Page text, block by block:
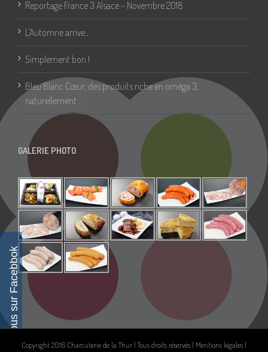
Reportage France 3 Alsace – Novembre 2018
L’Automne arrive..
Simplement bon !
Bleu Blanc Cœur, des produits riche en oméga 3,
naturellement ..
GALERIE PHOTO
Copyright 2016 Charcuterie de la Thur | Tous droits réservés | Mentions légales |
Suivez-nous sur Facebbok